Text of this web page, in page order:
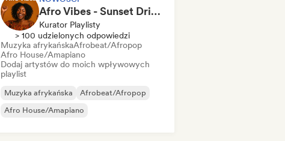
Afro Vibes - Sunset Drives 🌇
Kurator Playlisty
> 100 udzielonych odpowiedzi
Muzyka afrykańskaAfrobeat/Afropop
Afro House/Amapiano
Dodaj artystów do moich wpływowych
playlist
Muzyka afrykańska
Afrobeat/Afropop
Afro House/Amapiano